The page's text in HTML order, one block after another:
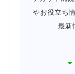
やお役立ち
最新